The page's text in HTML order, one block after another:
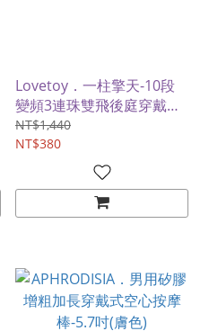
Lovetoy．一柱擎天-10段
變頻3連珠雙飛後庭穿戴按
摩棒-6吋
NT$1,440
NT$380